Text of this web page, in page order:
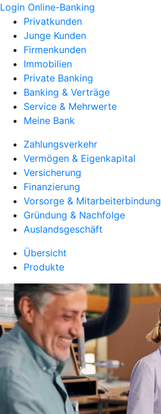
Login Online-Banking
Privatkunden
Junge Kunden
Firmenkunden
Immobilien
Private Banking
Banking & Verträge
Service & Mehrwerte
Meine Bank
Zahlungsverkehr
Vermögen & Eigenkapital
Versicherung
Finanzierung
Vorsorge & Mitarbeiterbindung
Gründung & Nachfolge
Auslandsgeschäft
Übersicht
Produkte